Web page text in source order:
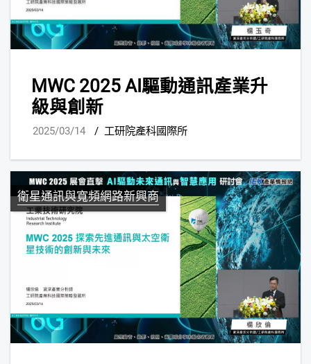
MWC 2025 AI驅動通訊產業升
級與創新
2025/03/14 / 工研院產科國際所
衛星通訊與寬頻網路新興商